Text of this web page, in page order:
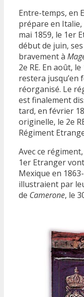
Entre-temps, en
prépare en Italie,
mai 1859, le 1er
début de juin,
bravement à
2e RE. En août,
restera jusqu’en
réorganisé. Le
est finalement
tard, en février
originelle, le 2e
Régiment
Avec ce
1er Etranger
Mexique en
illustraient par
de Camerone, le